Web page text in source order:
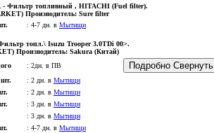
- Фильтр топливный , HITACHI (Fuel filter).
Производитель: Sure filter
: 4-7 дн. в Мытищи
топл.\ Isuzu Trooper 3.0TDi 00>.
Производитель: Sakura (Китай)
: 2дн. в ПВ Подробно Свернуть
: 2 дн. в Мытищи
: 2 дн. в Мытищи
: 3 дн. в Мытищи
: 3 дн. в Мытищи
: 4-7 дн. в Мытищи